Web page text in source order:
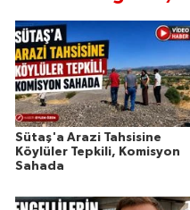
Sütaş'a Arazi Tahsisine
Köylüler Tepkili, Komisyon
Sahada